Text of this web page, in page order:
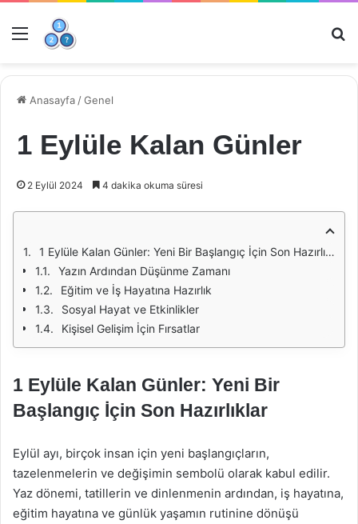
Menü
Anasayfa /Genel
1 Eylüle Kalan Günler
2 Eylül 2024 4 dakika okuma süresi
1 Eylüle Kalan Günler: Yeni Bir Başlangıç İçin Son Hazırlıklar
Yazın Ardından Düşünme Zamanı
Eğitim ve İş Hayatına Hazırlık
Sosyal Hayat ve Etkinlikler
Kişisel Gelişim İçin Fırsatlar
1 Eylüle Kalan Günler: Yeni Bir
Başlangıç İçin Son Hazırlıklar
Eylül ayı, birçok insan için yeni başlangıçların,
tazelenmelerin ve değişimin sembolü olarak kabul edilir.
Yaz dönemi, tatillerin ve dinlenmenin ardından, iş hayatına,
eğitim hayatına ve günlük yaşamın rutinine dönüşü